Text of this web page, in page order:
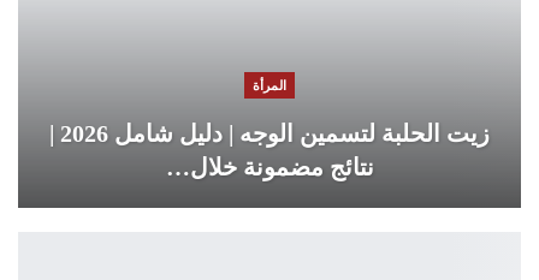
المرأة
زيت الحلبة لتسمين الوجه | دليل شامل 2026 |
نتائج مضمونة خلال…